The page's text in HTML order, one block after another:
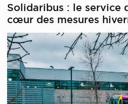
Solidaribus : le service
cœur des mesures